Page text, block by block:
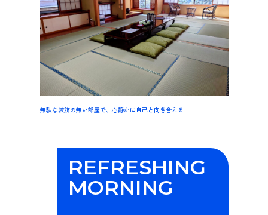
無駄な装飾の無い部屋で、心静かに自己と向き合える
REFRESHING
MORNING